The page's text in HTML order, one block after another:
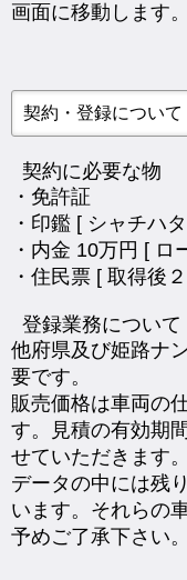
画面に移動します。
契約・登録について
契約に必要な物
・免許証
・印鑑 [ シャチハ
・内金 10万円 [ ロ
・住民票 [ 取得後
登録業務について
他府県及び姫路ナ
要です。
販売価格は車両の
す。見積の有効期
せていただきます。
データの中には残
います。それらの
予めご了承下さい。